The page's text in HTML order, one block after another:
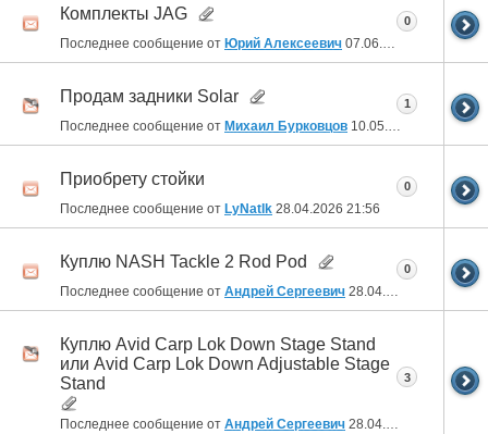
Комплекты JAG
Последнее сообщение от Юрий Алексеевич 07.06.2026
0
Продам задники Solar
Последнее сообщение от Михаил Бурковцов 10.05.2026
1
Приобрету стойки
Последнее сообщение от LyNatIk 28.04.2026 21:56
0
Куплю NASH Tackle 2 Rod Pod
Последнее сообщение от Андрей Сергеевич 28.04.2026
0
Куплю Avid Carp Lok Down Stage Stand
или Avid Carp Lok Down Adjustable Stage
Stand
Последнее сообщение от Андрей Сергеевич 28.04.2026
3